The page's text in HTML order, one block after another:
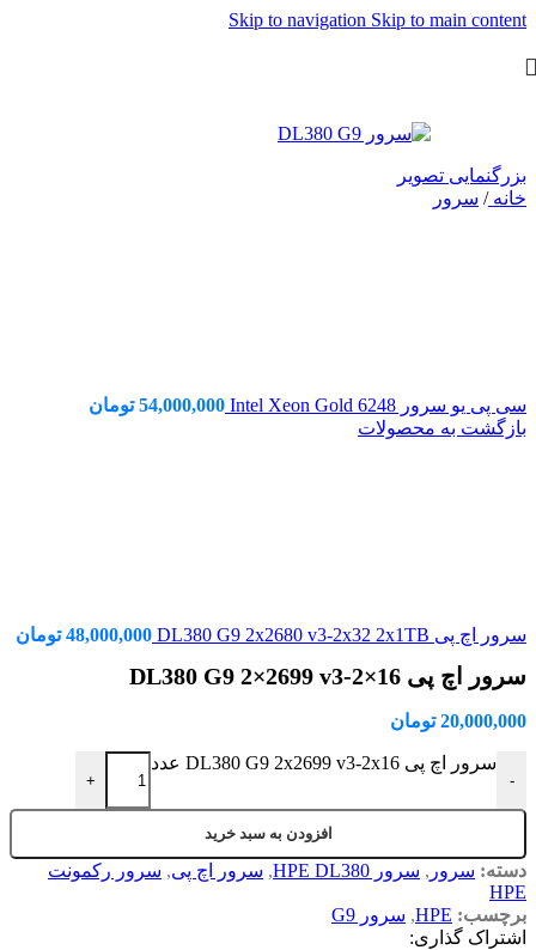
Skip to navigation Skip to main content
بزرگنمایی تصویر
خانه/ سرور
سی پی یو سرور Intel Xeon Gold 6248 54,000,000 تومان
بازگشت به محصولات
سرور اچ پی DL380 G9 2x2680 v3-2x32 2x1TB 48,000,000 تومان
سرور اچ پی DL380 G9 2×2699 v3-2×16
20,000,000 تومان
-
سرور اچ پی DL380 G9 2x2699 v3-2x16 عدد
+
افزودن به سبد خرید
دسته: سرور , سرور HPE DL380 , سرور اچ پی, سرور رکمونت
HPE
برچسب: HPE
, سرور G9
اشتراک گذاری: